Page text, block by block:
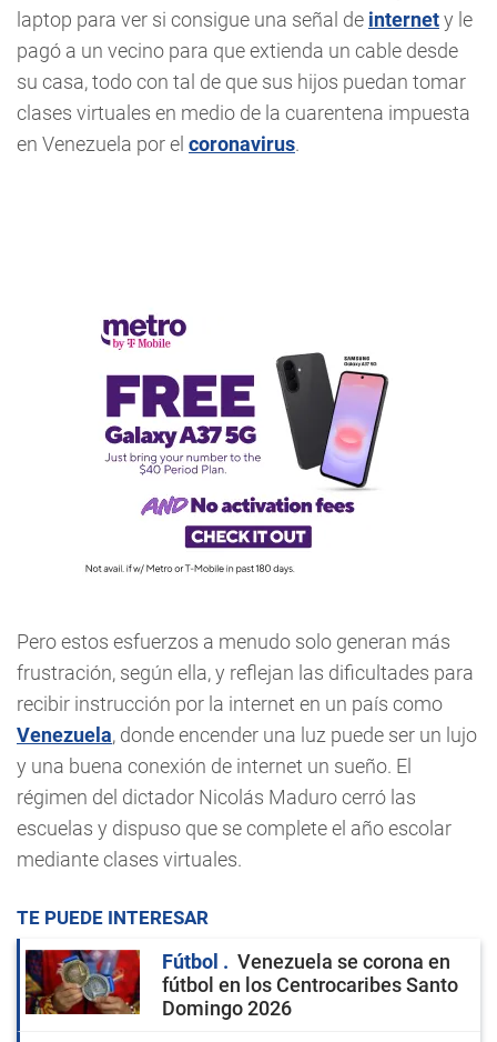
laptop para ver si consigue una señal de internety le
pagó a un vecino para que extienda un cable desde
su casa, todo con tal de que sus hijos puedan tomar
clases virtuales en medio de la cuarentena impuesta
en Venezuela por el coronavirus.
Pero estos esfuerzos a menudo solo generan más
frustración, según ella, y reflejan las dificultades para
recibir instrucción por la internet en un país como
Venezuela, donde encender una luz puede ser un lujo
y una buena conexión de internet un sueño. El
régimen del dictador Nicolás Maduro cerró las
escuelas y dispuso que se complete el año escolar
mediante clases virtuales.
TE PUEDE INTERESAR
Fútbol
Venezuela se corona en
fútbol en los Centrocaribes Santo
Domingo 2026